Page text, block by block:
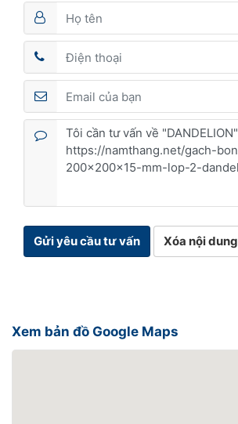
Gửi yêu cầu tư vấn Xóa nội dung
Xem bản đồ Google Maps